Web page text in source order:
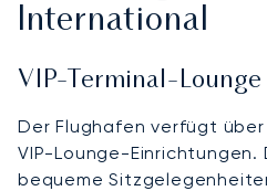
International
VIP-Terminal-Lounge
Der Flughafen verfügt
VIP-Lounge-Einrichtungen.
bequeme